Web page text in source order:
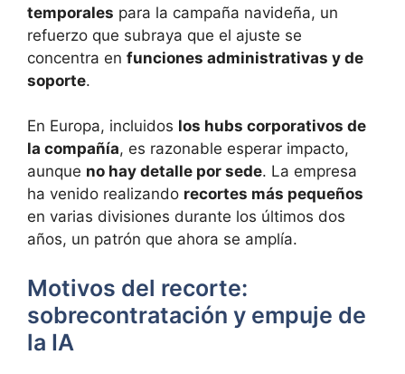
temporales para la campaña navideña, un
refuerzo que subraya que el ajuste se
concentra en funciones administrativas y de
soporte.
En Europa, incluidos los hubs corporativos de
la compañía, es razonable esperar impacto,
aunque no hay detalle por sede. La empresa
ha venido realizando recortes más pequeños
en varias divisiones durante los últimos dos
años, un patrón que ahora se amplía.
Motivos del recorte:
sobrecontratación y empuje de
la IA